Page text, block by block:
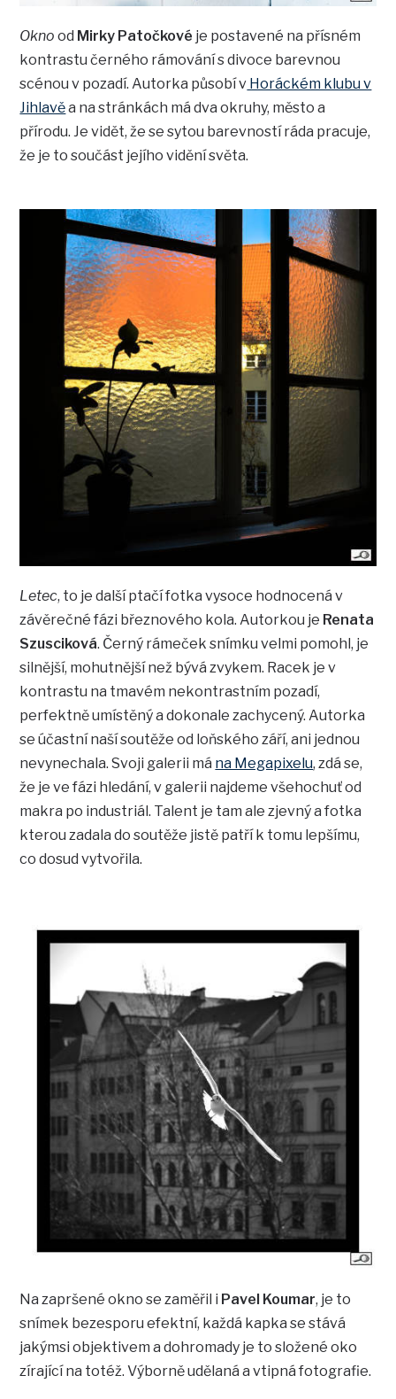
Oknood Mirky Patočkové je postavené na přísném
kontrastu černého rámování s divoce barevnou
scénou v pozadí. Autorka působí v Horáckém klubu v
Jihlavěa na stránkách má dva okruhy, město a
přírodu. Je vidět, že se sytou barevností ráda pracuje,
že je to součást jejího vidění světa.
Letec, to je další ptačí fotka vysoce hodnocená v
závěrečné fázi březnového kola. Autorkou je Renata
Szusciková. Černý rámeček snímku velmi pomohl, je
silnější, mohutnější než bývá zvykem. Racek je v
kontrastu na tmavém nekontrastním pozadí,
perfektně umístěný a dokonale zachycený. Autorka
se účastní naší soutěže od loňského září, ani jednou
nevynechala. Svoji galerii má na Megapixelu, zdá se,
že je ve fázi hledání, v galerii najdeme všehochuť od
makra po industriál. Talent je tam ale zjevný a fotka
kterou zadala do soutěže jistě patří k tomu lepšímu,
co dosud vytvořila.
Na zapršené okno se zaměřil i Pavel Koumar, je to
snímek bezesporu efektní, každá kapka se stává
jakýmsi objektivem a dohromady je to složené oko
zírající na totéž. Výborně udělaná a vtipná fotografie.